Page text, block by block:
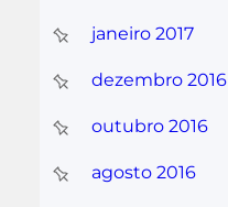
janeiro 2017
dezembro 2016
outubro 2016
agosto 2016